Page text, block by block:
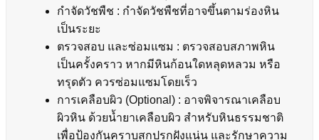
กำจัดวัชพืช : กำจัดวัชพืชที่อาจขึ้นตามร่องหิน
เป็นระยะ
ตรวจสอบ และซ่อมแซม : ตรวจสอบสภาพหิน
เป็นครั้งคราว หากมีหินก้อนใดหลุดหลวม หรือ
ทรุดตัว ควรซ่อมแซมโดยเร็ว
การเคลือบผิว (Optional) : อาจพิจารณาเคลือบ
ผิวหิน ด้วยน้ำยาเคลือบผิว สำหรับหินธรรมชาติ
เพื่อป้องกันคราบสกปรกฝังแน่น และรักษาความ